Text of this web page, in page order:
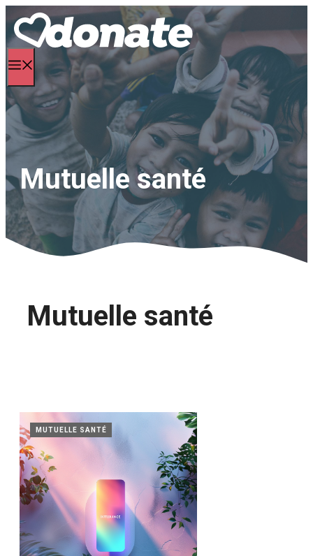
Aller
au
contenu
Menu
Mutuelle santé
Mutuelle santé
MUTUELLE SANTÉ